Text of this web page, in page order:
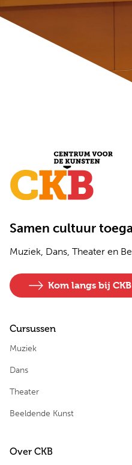
Samen cultuur
Muziek, Dans, Theater en
Kom langs bij CKB
Cursussen
Muziek
Dans
Theater
Beeldende Kunst
Over CKB